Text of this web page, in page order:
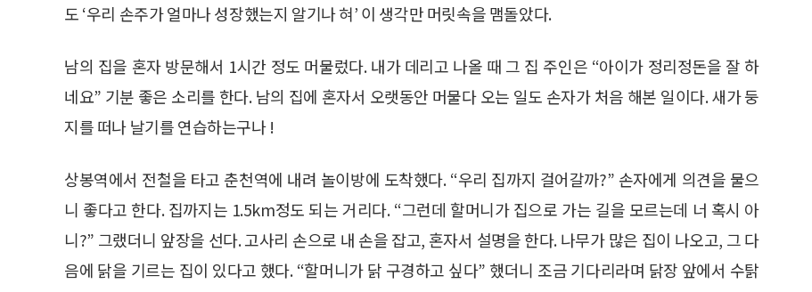
도 ‘우리 손주가 얼마나 성장했는지 알기나 혀’ 이 생각만 머릿속을 맴돌았다.
남의 집을 혼자 방문해서 1시간 정도 머물렀다. 내가 데리고 나올 때 그 집 주인은 “아이가 정리정돈을 잘 하
네요” 기분 좋은 소리를 한다. 남의 집에 혼자서 오랫동안 머물다 오는 일도 손자가 처음 해본 일이다. 새가 둥
지를 떠나 날기를 연습하는구나 !
상봉역에서 전철을 타고 춘천역에 내려 놀이방에 도착했다. “우리 집까지 걸어갈까?” 손자에게 의견을 물으
니 좋다고 한다. 집까지는 1.5km정도 되는 거리다. “그런데 할머니가 집으로 가는 길을 모르는데 너 혹시 아
니?” 그랬더니 앞장을 선다. 고사리 손으로 내 손을 잡고, 혼자서 설명을 한다. 나무가 많은 집이 나오고, 그 다
음에 닭을 기르는 집이 있다고 했다. “할머니가 닭 구경하고 싶다” 했더니 조금 기다리라며 닭장 앞에서 수탉